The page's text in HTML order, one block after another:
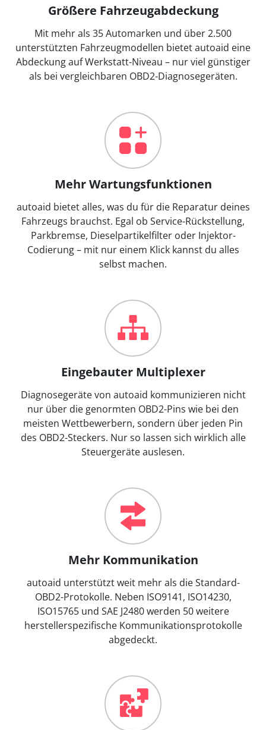
Größere Fahrzeugabdeckung
Mit mehr als 35 Automarken und über 2.500
unterstützten Fahrzeugmodellen bietet autoaid eine
Abdeckung auf Werkstatt-Niveau – nur viel günstiger
als bei vergleichbaren OBD2-Diagnosegeräten.
Mehr Wartungsfunktionen
autoaid bietet alles, was du für die Reparatur deines
Fahrzeugs brauchst. Egal ob Service-Rückstellung,
Parkbremse, Dieselpartikelfilter oder Injektor-
Codierung – mit nur einem Klick kannst du alles
selbst machen.
Eingebauter Multiplexer
Diagnosegeräte von autoaid kommunizieren nicht
nur über die genormten OBD2-Pins wie bei den
meisten Wettbewerbern, sondern über jeden Pin
des OBD2-Steckers. Nur so lassen sich wirklich alle
Steuergeräte auslesen.
Mehr Kommunikation
autoaid unterstützt weit mehr als die Standard-
OBD2-Protokolle. Neben ISO9141, ISO14230,
ISO15765 und SAE J2480 werden 50 weitere
herstellerspezifische Kommunikationsprotokolle
abgedeckt.